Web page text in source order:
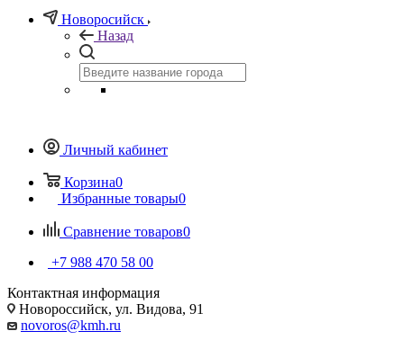
Новоросийск
Назад
Личный кабинет
Корзина0
Избранные товары0
Сравнение товаров0
+7 988 470 58 00
Контактная информация
Новороссийск, ул. Видова, 91
novoros@kmh.ru